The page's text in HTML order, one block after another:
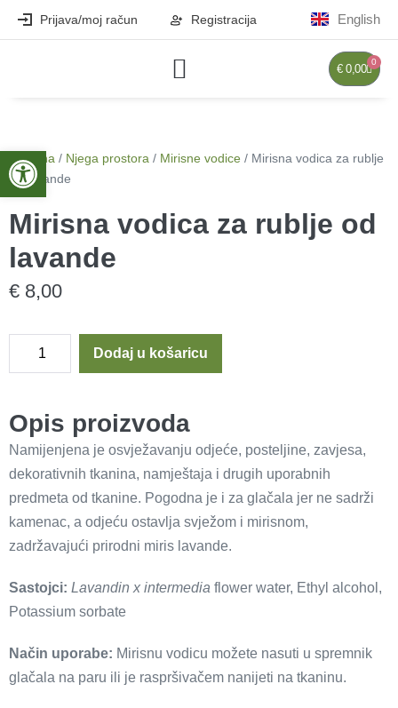
Prijava/moj račun Registracija English
€0,00
0
Početna / Njega prostora / Mirisne vodice / Mirisna vodica za rublje
od lavande
Mirisna vodica za rublje od
lavande
€ 8,00
Dodaj u košaricu
Opis proizvoda
Namijenjena je osvježavanju odjeće, posteljine, zavjesa,
dekorativnih tkanina, namještaja i drugih uporabnih
predmeta od tkanine. Pogodna je i za glačala jer ne sadrži
kamenac, a odjeću ostavlja svježom i mirisnom,
zadržavajući prirodni miris lavande.
Sastojci: Lavandin x intermedia flower water, Ethyl alcohol,
Potassium sorbate
Način uporabe: Mirisnu vodicu možete nasuti u spremnik
glačala na paru ili je raspršivačem nanijeti na tkaninu.
Open toolbar